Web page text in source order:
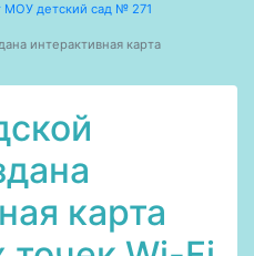
МОУ детский сад № 271
интерактивная карта
карта